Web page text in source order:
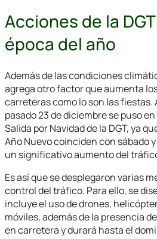
Acciones de la
época del año
Además de las condiciones
agrega otro factor que aumenta
carreteras como lo son las fiestas.
pasado 23 de diciembre se puso
Salida por Navidad de la DGT, ya
Año Nuevo coinciden con sábado
un significativo aumento del
Es así que se desplegaron varias
control del tráfico. Para ello, se
incluye el uso de drones,
móviles, además de la presencia
en carretera y durará hasta el